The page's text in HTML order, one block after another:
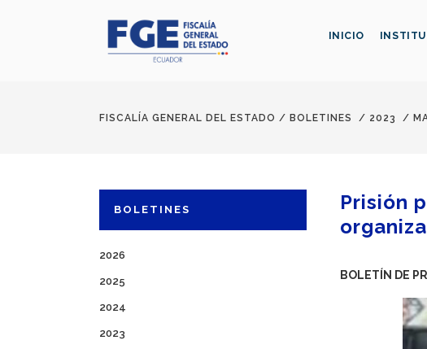
INICIO
FISCALÍA GENERAL DEL ESTADO / BOLETINES / 2023 /
BOLETINES
2026
2025
2024
2023
Prisión
BOLETÍN DE